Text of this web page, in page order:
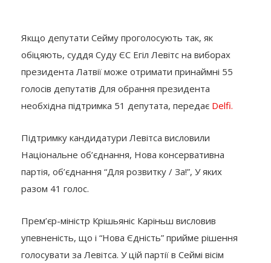
Якщо депутати Сейму проголосують так, як
обіцяють, суддя Суду ЄС Егіл Левітс на виборах
президента Латвії може отримати принаймні 55
голосів депутатів Для обрання президента
необхідна підтримка 51 депутата, передає Delfi.
Підтримку кандидатури Левітса висловили
Національне об’єднання, Нова консервативна
партія, об’єднання “Для розвитку / За!”, У яких
разом 41 голос.
Прем’єр-міністр Крішьяніс Каріньш висловив
упевненість, що і “Нова Єдність” прийме рішення
голосувати за Левітса. У цій партії в Сеймі вісім